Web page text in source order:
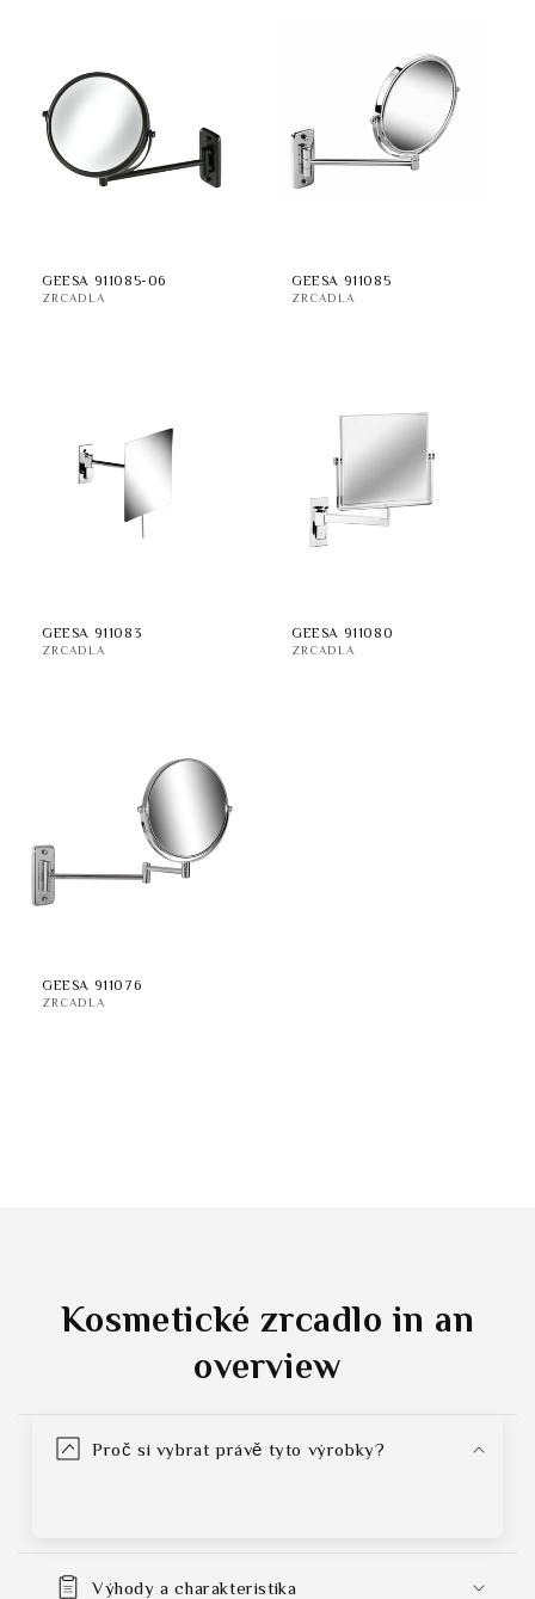
GEESA 911085-06
ZRCADLA
GEESA 911085
ZRCADLA
GEESA 911083
ZRCADLA
GEESA 911080
ZRCADLA
GEESA 911076
ZRCADLA
Kosmetické zrcadlo in an
overview
Proč si vybrat právě tyto výrobky?
Výhody a charakteristika